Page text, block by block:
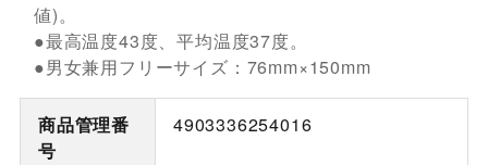
値)。
●最高温度43度、平均温度37度。
●男女兼用フリーサイズ：76mm×150mm
商品管理番
号
4903336254016